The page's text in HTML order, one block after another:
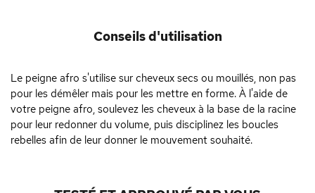
Conseils d'utilisation
Le peigne afro s'utilise sur cheveux secs ou mouillés, non pas
pour les démêler mais pour les mettre en forme. À l'aide de
votre peigne afro, soulevez les cheveux à la base de la racine
pour leur redonner du volume, puis disciplinez les boucles
rebelles afin de leur donner le mouvement souhaité.